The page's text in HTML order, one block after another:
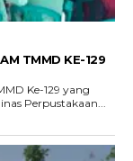
TMMD KE-129
Ke-129 yang
Perpustakaan...